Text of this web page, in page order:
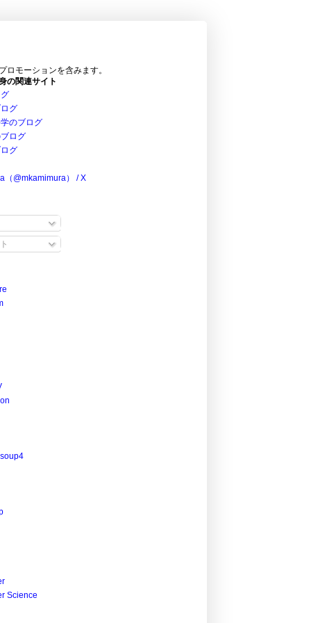
ロモーションを含みます。
の関連サイト
グ
のブログ
ログ
グ
（@mkamimura） / X
Science